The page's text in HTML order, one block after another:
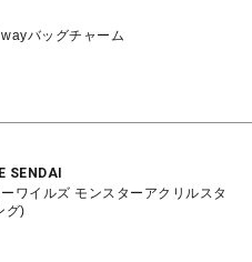
wayバッグチャーム
SENDAI
ワイルズ モンスターアクリルスタ
グ)